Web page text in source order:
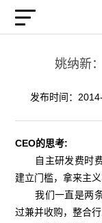
姚纳新
发布时间：
CEO的思考:
自主研发费时费
建立门槛，拿来主
我们一直是两条
过兼并收购，整合